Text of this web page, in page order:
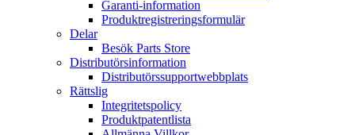
Garanti-information
Produktregistreringsformulär
Delar
Besök Parts Store
Distributörsinformation
Distributörssupportwebbplats
Rättslig
Integritetspolicy
Produktpatentlista